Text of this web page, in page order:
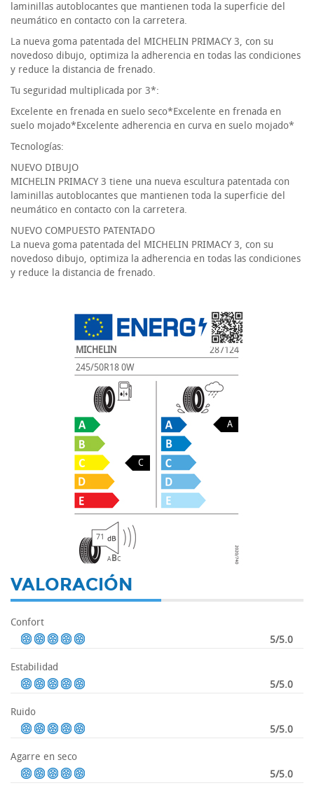
laminillas autoblocantes que mantienen toda la superficie del
neumático en contacto con la carretera.
La nueva goma patentada del MICHELIN PRIMACY 3, con su
novedoso dibujo, optimiza la adherencia en todas las condiciones
y reduce la distancia de frenado.
Tu seguridad multiplicada por 3*:
Excelente en frenada en suelo seco*Excelente en frenada en
suelo mojado*Excelente adherencia en curva en suelo mojado*
Tecnologías:
NUEVO DIBUJO
MICHELIN PRIMACY 3 tiene una nueva escultura patentada con
laminillas autoblocantes que mantienen toda la superficie del
neumático en contacto con la carretera.
NUEVO COMPUESTO PATENTADO
La nueva goma patentada del MICHELIN PRIMACY 3, con su
novedoso dibujo, optimiza la adherencia en todas las condiciones
y reduce la distancia de frenado.
MICHELIN
287124
245/50R18 0W
C
A
71
ABC
VALORACIÓN
Confort
5/5.0
Estabilidad
5/5.0
Ruido
5/5.0
Agarre en seco
5/5.0